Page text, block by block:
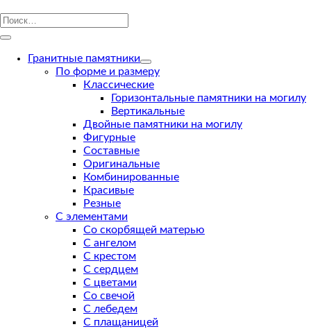
Гранитные памятники
По форме и размеру
Классические
Горизонтальные памятники на могилу
Вертикальные
Двойные памятники на могилу
Фигурные
Составные
Оригинальные
Комбинированные
Красивые
Резные
С элементами
Со скорбящей матерью
С ангелом
С крестом
С сердцем
С цветами
Со свечой
С лебедем
С плащаницей